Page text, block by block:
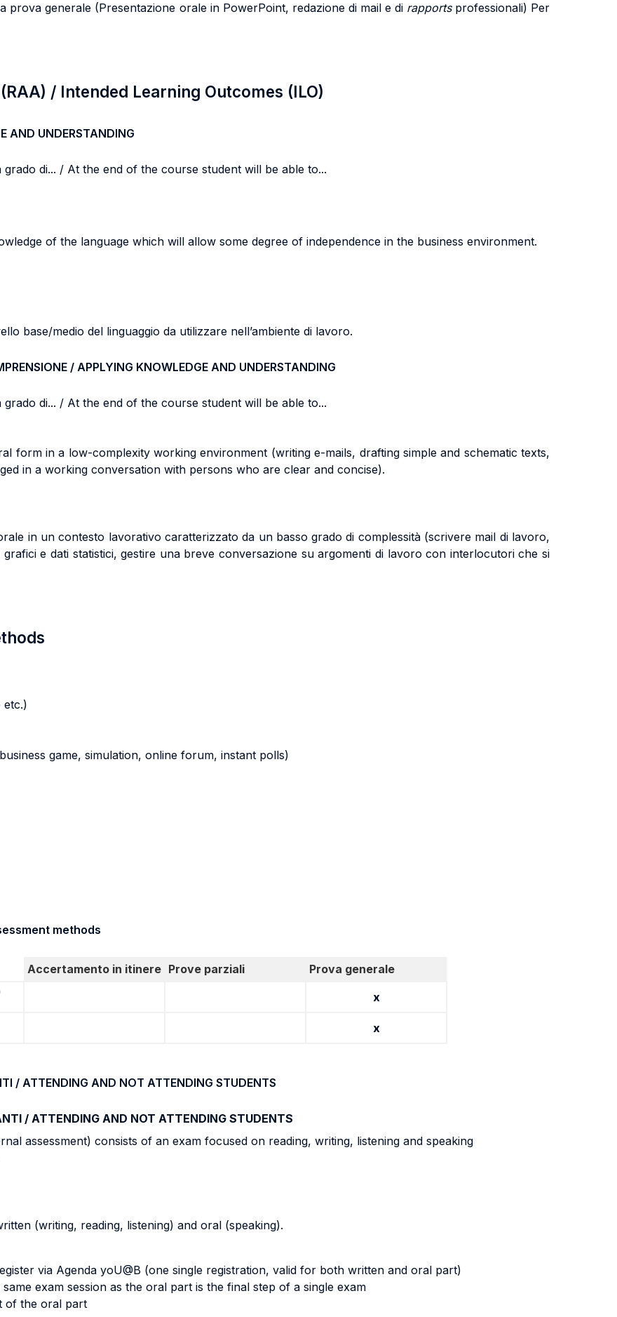
prova generale (Presentazione orale in PowerPoint, redazione di mail e di rapportsprofessionali) Per
/ Intended Learning Outcomes (ILO)
AND UNDERSTANDING
di... / At the end of the course student will be able to...
of the language which will allow some degree of independence in the business environment.
base/medio del linguaggio da utilizzare nell’ambiente di lavoro.
/ APPLYING KNOWLEDGE AND UNDERSTANDING
di... / At the end of the course student will be able to...
form in a low-complexity working environment (writing e-mails, drafting simple and schematic texts,
in a working conversation with persons who are clear and concise).
in un contesto lavorativo caratterizzato da un basso grado di complessità (scrivere mail di lavoro,
e dati statistici, gestire una breve conversazione su argomenti di lavoro con interlocutori che si
etc.)
game, simulation, online forum, instant polls)
methods
Accertamento in itinere Prove parziali
Prova generale
x
x
/ ATTENDING AND NOT ATTENDING STUDENTS
/ ATTENDING AND NOT ATTENDING STUDENTS
assessment) consists of an exam focused on reading, writing, listening and speaking
(writing, reading, listening) and oral (speaking).
via Agenda yoU@B (one single registration, valid for both written and oral part)
exam session as the oral part is the final step of a single exam
of the oral part